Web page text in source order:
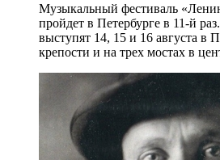
Музыкальный фестиваль
пройдет в Петербурге в 11-й
выступят 14, 15 и 16 августа в
крепости и на трех мостах в